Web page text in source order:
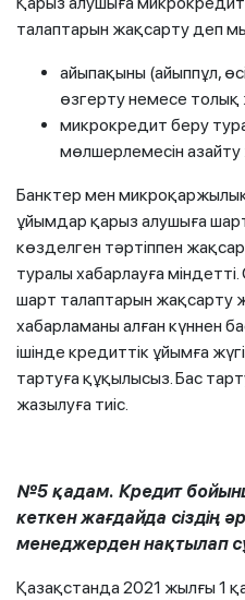
талаптарын жақсарту деп
айыпақыны (айыппұл,
өзгерту немесе
микрокредит беру
мөлшерлемесін
Банктер мен
ұйымдар қарыз алушыға
көзделген тәртіппен
туралы хабарлауға
шарт талаптарын жақсарту
хабарламаны алған күннен
ішінде кредиттік ұйымға
тартуға құқылысыз. Бас
жазылуға тиіс.
№5 қадам. Кредит
кеткен жағдайда сіздің
менеджерден нақтылап
Қазақстанда 2021 жылғы 1